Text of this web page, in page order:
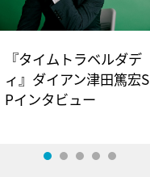
『タイムトラベルダデ
ィ』ダイアン津田篤宏S
Pインタビュー